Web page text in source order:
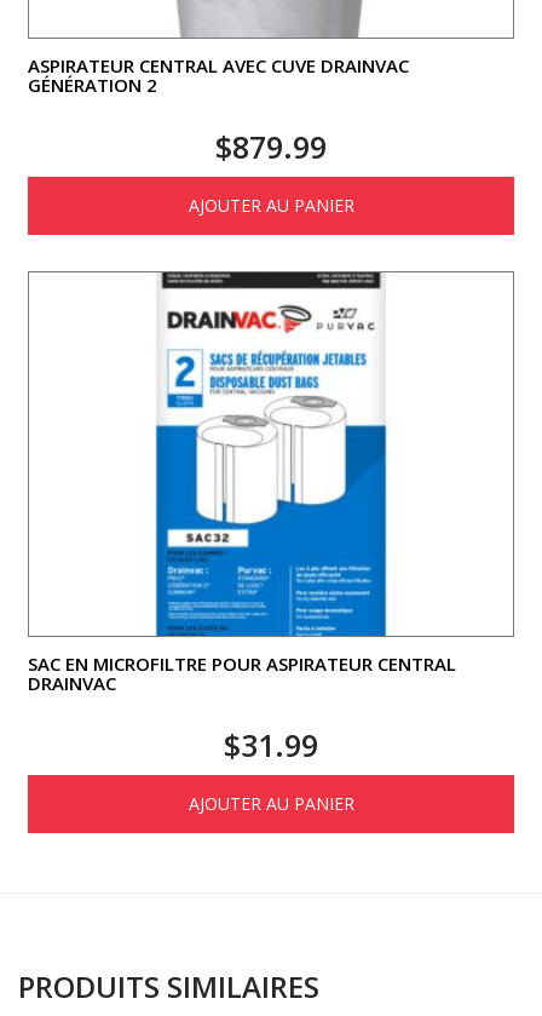
ASPIRATEUR CENTRAL AVEC CUVE DRAINVAC
GÉNÉRATION 2
$879.99
AJOUTER AU PANIER
SAC EN MICROFILTRE POUR ASPIRATEUR CENTRAL
DRAINVAC
$31.99
AJOUTER AU PANIER
PRODUITS SIMILAIRES